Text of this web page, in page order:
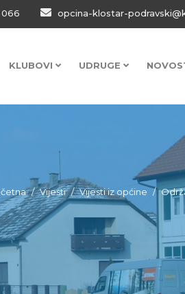
opcina-klostar-
KLUBOVI UDRUGE
Vijesti Vijesti iz općine